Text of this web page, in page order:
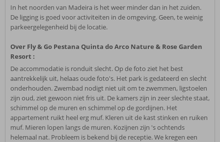
In het noorden van Madeira is het weer minder dan in het zuiden.
De ligging is goed voor activiteiten in de omgeving. Geen, te weinig
parkeergelegenheid bij de locatie.
Over Fly & Go Pestana Quinta do Arco Nature & Rose Garden
Resort :
De accommodatie is ronduit slecht. Op de foto ziet het best
aantrekkelijk uit, helaas oude foto's. Het park is gedateerd en slecht
onderhouden. Zwembad nodigt niet uit om te zwemmen, ligstoelen
zijn oud, ziet gewoon niet fris uit. De kamers zijn in zeer slechte staat,
schimmel op de muren en schimmel op de gordijnen. Het
appartement ruikt heel erg muf. Kleren uit de kast stinken en ruiken
muf. Mieren lopen langs de muren. Kozijnen zijn 's ochtends
helemaal nat. Probleem is bekend bij de receptie. We kregen een